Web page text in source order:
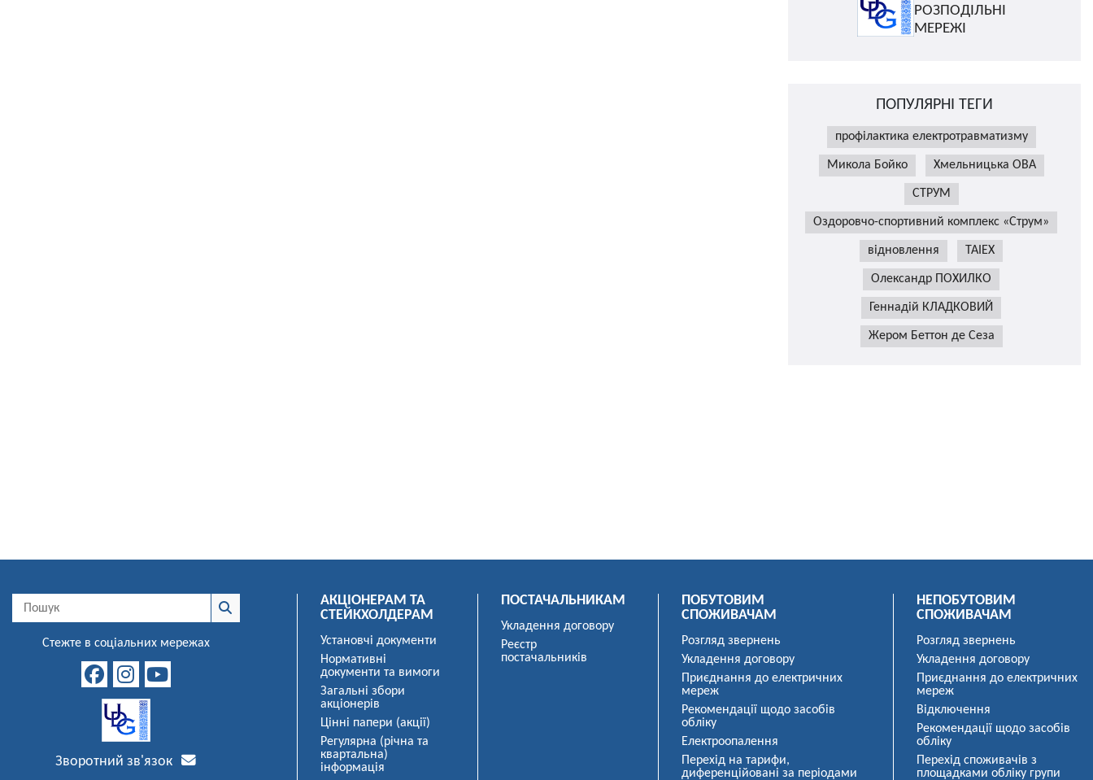
РОЗПОДІЛЬНІ
МЕРЕЖІ
ПОПУЛЯРНІ ТЕГИ
профілактика електротравматизму
Микола Бойко Хмельницька ОВА
СТРУМ
Оздоровчо-спортивний комплекс «Струм»
відновлення TAIEX
Олександр ПОХИЛКО
Геннадій КЛАДКОВИЙ
Жером Беттон де Сеза
Стежте в соціальних мережах
Зворотний зв'язок
АКЦІОНЕРАМ ТА
СТЕЙКХОЛДЕРАМ
Установчі документи
Нормативні
документи та вимоги
Загальні збори
акціонерів
Цінні папери (акції)
Регулярна (річна та
квартальна)
інформація
ПОСТАЧАЛЬНИКАМ
Укладення договору
Реєстр
постачальників
ПОБУТОВИМ
СПОЖИВАЧАМ
Розгляд звернень
Укладення договору
Приєднання до електричних
мереж
Рекомендації щодо засобів
обліку
Електроопалення
Перехід на тарифи,
диференційовані за періодами
НЕПОБУТОВИМ
СПОЖИВАЧАМ
Розгляд звернень
Укладення договору
Приєднання до електричних
мереж
Відключення
Рекомендації щодо засобів
обліку
Перехід споживачів з
площадками обліку групи